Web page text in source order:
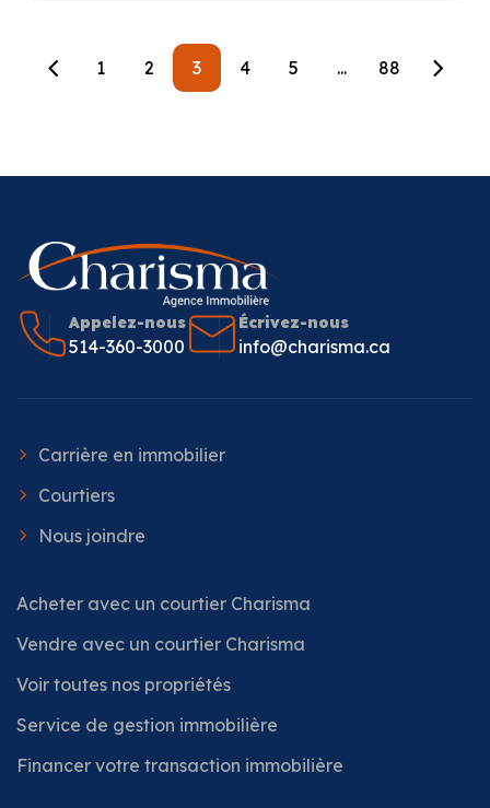
1 2 3 4 5 ... 88
Appelez-nous
514-360-3000
Écrivez-nous
info@charisma.ca
Carrière en immobilier
Courtiers
Nous joindre
Acheter avec un courtier Charisma
Vendre avec un courtier Charisma
Voir toutes nos propriétés
Service de gestion immobilière
Financer votre transaction immobilière